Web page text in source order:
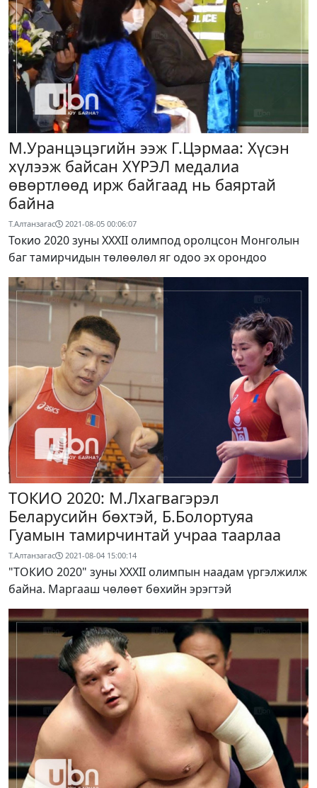
М.Уранцэцэгийн ээж Г.Цэрмаа: Хүсэн
хүлээж байсан ХҮРЭЛ медалиа
өвөртлөөд ирж байгаад нь баяртай
байна
Т.Алтанзагас 2021-08-05 00:06:07
Токио 2020 зуны XXXII олимпод оролцсон Монголын
баг тамирчидын төлөөлөл яг одоо эх орондоо
ТОКИО 2020: М.Лхагвагэрэл
Беларусийн бөхтэй, Б.Болортуяа
Гуамын тамирчинтай учраа таарлаа
Т.Алтанзагас 2021-08-04 15:00:14
"ТОКИО 2020" зуны XXXII олимпын наадам үргэлжилж
байна. Маргааш чөлөөт бөхийн эрэгтэй